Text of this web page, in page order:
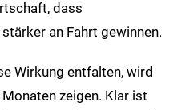
dass
an Fahrt gewinnen.
Wirkung entfalten, wird
zeigen. Klar ist